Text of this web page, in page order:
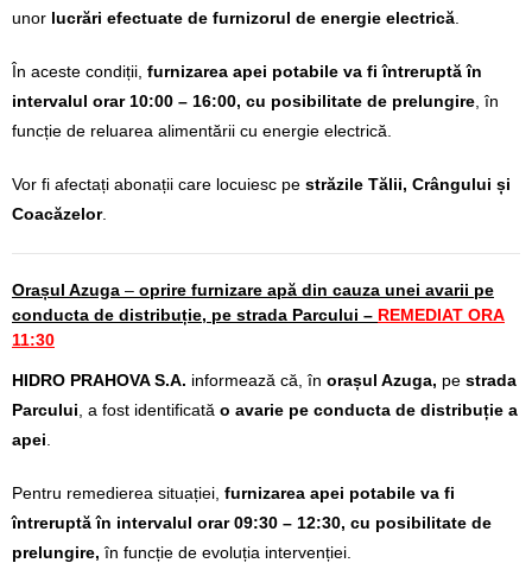
unor lucrări efectuate de furnizorul de energie electrică
În aceste condiții, furnizarea apei potabile va fi întreruptă în
intervalul orar 10:00 – 16:00, cu posibilitate de prelungire , în
funcție de reluarea alimentării cu energie electrică.
Vor fi afectați abonații care locuiesc pe străzile Tălii, Crângului și
Coacăzelor.
Orașul Azuga – oprire furnizare apă din cauza unei avarii pe
conducta de distribuție, pe strada Parcului – REMEDIAT ORA
11:30
HIDRO PRAHOVA S.A. informează că, în orașul Azuga, pe strada
Parcului , a fost identificată o avarie pe conducta de distribuție a
apei
Pentru remedierea situației, furnizarea apei potabile va fi
întreruptă în intervalul orar 09:30 – 12:30, cu posibilitate de
prelungire,în funcție de evoluția intervenției.